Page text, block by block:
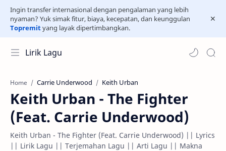
Ingin transfer internasional dengan pengalaman yang lebih
nyaman? Yuk simak fitur, biaya, kecepatan, dan keunggulan
Topremityang layak dipertimbangkan.
Lirik Lagu
Home Carrie Underwood Keith Urban
Keith Urban - The Fighter
(Feat. Carrie Underwood)
Keith Urban - The Fighter (Feat. Carrie Underwood) || Lyrics
|| Lirik Lagu || Terjemahan Lagu || Arti Lagu || Makna